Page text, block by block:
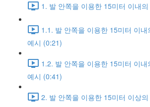
1. 발 안쪽을 이용한 15미터 이내
1.1. 발 안쪽을 이용한 15미터 이내
예시 (0:21)
1.2. 발 안쪽을 이용한 15미터 이내
예시 (0:41)
2. 발 안쪽을 이용한 15미터 이상